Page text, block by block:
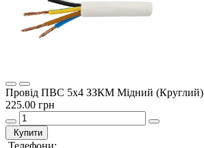
Провід ПВС 5х4 ЗЗКМ Мідний (Круглий)
225.00 грн
Купити
Телефони: